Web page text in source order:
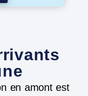
en amont est